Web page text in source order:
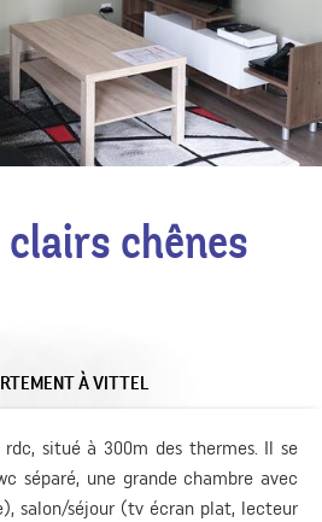
chênes
À VITTEL
rdc, situé à 300m des thermes. Il se
séparé, une grande chambre avec
salon/séjour (tv écran plat, lecteur